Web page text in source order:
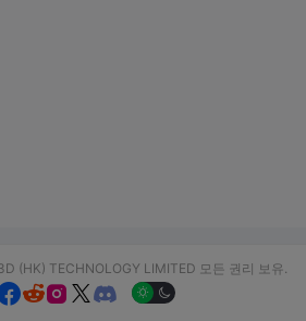
(HK) TECHNOLOGY LIMITED 모든 권리 보유.
  